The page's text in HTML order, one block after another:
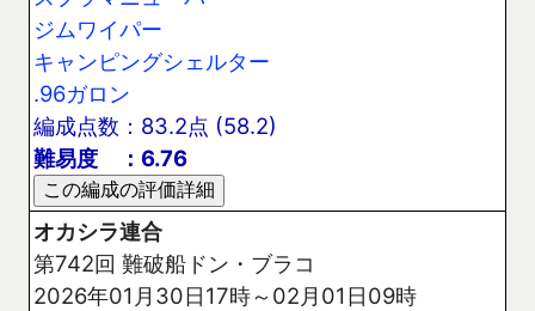
ジムワイパー
キャンピングシェルター
.96ガロン
編成点数：83.2点 (58.2)
難易度 ：6.76
オカシラ連合
第742回 難破船ドン・ブラコ
2026年01月30日17時～02月01日09時